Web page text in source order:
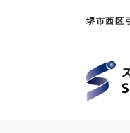
堺市西区